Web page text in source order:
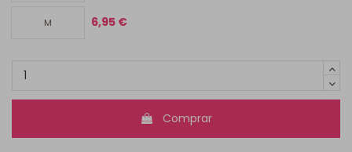
M 6,95 €
Comprar